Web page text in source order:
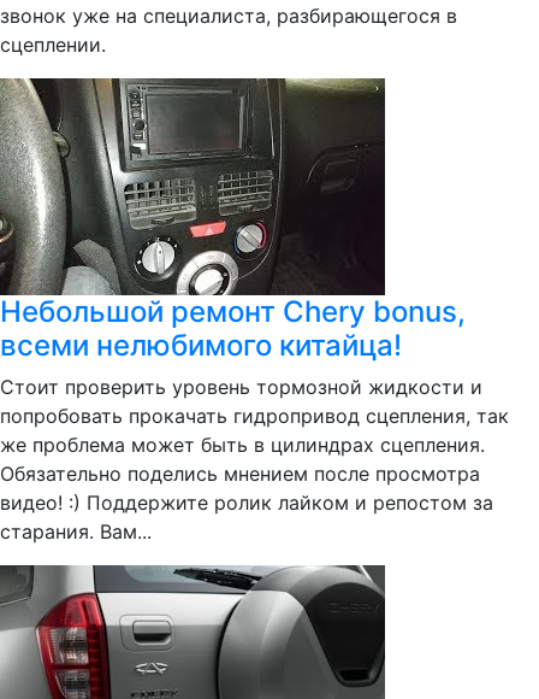
звонок уже на специалиста, разбирающегося в
сцеплении.
Небольшой ремонт Chery bonus,
всеми нелюбимого китайца!
Стоит проверить уровень тормозной жидкости и
попробовать прокачать гидропривод сцепления, так
же проблема может быть в цилиндрах сцепления.
Обязательно поделись мнением после просмотра
видео! :) Поддержите ролик лайком и репостом за
старания. Вам...